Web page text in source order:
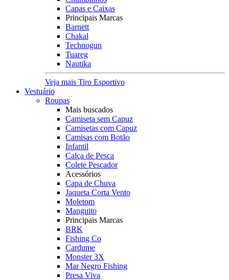
Capas e Caixas
Principais Marcas
Barnett
Chakal
Technogun
Tuareg
Nautika
Veja mais Tiro Esportivo
Vestuário
Roupas
Mais buscados
Camiseta sem Capuz
Camisetas com Capuz
Camisas com Botão
Infantil
Calça de Pesca
Colete Pescador
Acessórios
Capa de Chuva
Jaqueta Corta Vento
Moletom
Manguito
Principais Marcas
BRK
Fishing Co
Cardume
Monster 3X
Mar Negro Fishing
Presa Viva